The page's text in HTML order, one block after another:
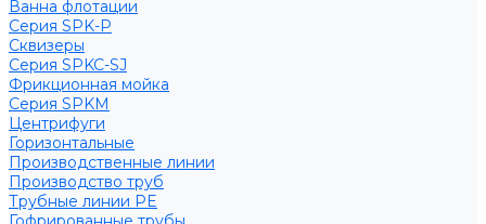
Ванна флотации
Серия SPK-P
Сквизеры
Серия SPKC-SJ
Фрикционная мойка
Серия SPKM
Центрифуги
Горизонтальные
Производственные линии
Производство труб
Трубные линии PE